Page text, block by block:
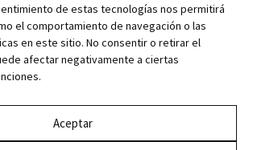
de estas tecnologías nos permitirá
el comportamiento de navegación o las
en este sitio. No consentir o retirar el
afectar negativamente a ciertas
Aceptar
AVIS JURIDIQUE
POLÍTICA DE PRIVACIDAD
EN MATIÈRE DE COOKIES
ACCESSIBILITÉ